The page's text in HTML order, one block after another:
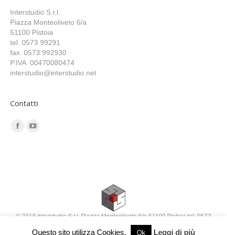
Interstudio S.r.l.
Piazza Monteoliveto 6/a
51100 Pistoia
tel. 0573 99291
fax. 0573 992930
P.IVA 00470080474
interstudio@interstudio.net
Contatti
Find us on:
© 2019 Interstudio S.r.l. Piazza Monteoliveto 6/a 51100 Pistoia tel. 0573
99291 fax. 0573 992930 interstudio@interstudio.net
Questo sito utilizza Cookies. Ok Leggi di più